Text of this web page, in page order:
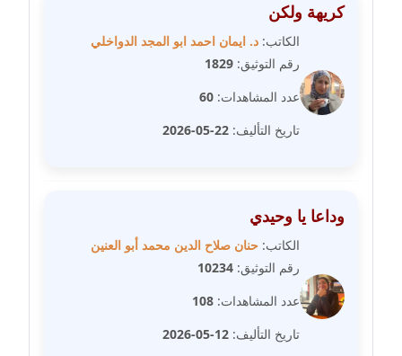
مدونة رشا كمال
عاملة
عاملة
مدونة رفعت عراقي
عاملة
عاملة
كريهة ولكن
الكاتب: د. ايمان احمد ابو المجد الدواخلي
رقم التوثيق: 1829
عدد المشاهدات: 60
تاريخ التأليف: 22-05-2026
وداعا يا وحيدي
الكاتب: حنان صلاح الدين محمد أبو العنين
رقم التوثيق: 10234
عدد المشاهدات: 108
تاريخ التأليف: 12-05-2026